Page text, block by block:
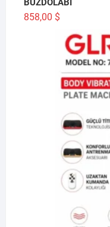
BUZDOLABI
858,00 $